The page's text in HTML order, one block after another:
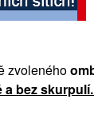
zvoleného
a bez skurpulí.